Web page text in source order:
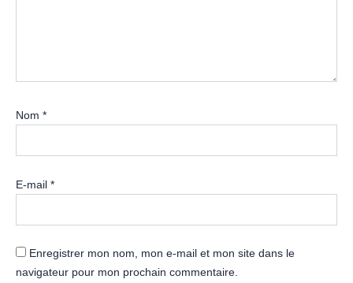
Nom *
E-mail *
Enregistrer mon nom, mon e-mail et mon site dans le
navigateur pour mon prochain commentaire.